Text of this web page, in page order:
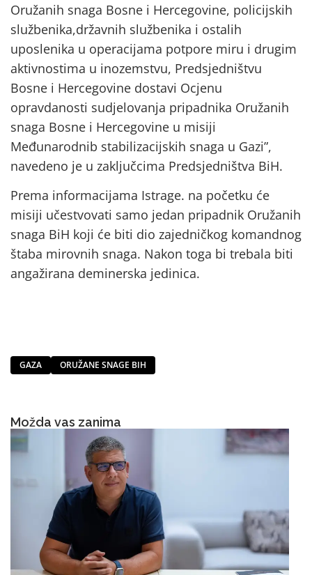
Oružanih snaga Bosne i Hercegovine, policijskih
službenika,državnih službenika i ostalih
uposlenika u operacijama potpore miru i drugim
aktivnostima u inozemstvu, Predsjedništvu
Bosne i Hercegovine dostavi Ocjenu
opravdanosti sudjelovanja pripadnika Oružanih
snaga Bosne i Hercegovine u misiji
Međunarodnib stabilizacijskih snaga u Gazi”,
navedeno je u zaključcima Predsjedništva BiH.
Prema informacijama Istrage. na početku će
misiji učestvovati samo jedan pripadnik Oružanih
snaga BiH koji će biti dio zajedničkog komandnog
štaba mirovnih snaga. Nakon toga bi trebala biti
angažirana deminerska jedinica.
GAZA ORUŽANE SNAGE BIH
Možda vas zanima